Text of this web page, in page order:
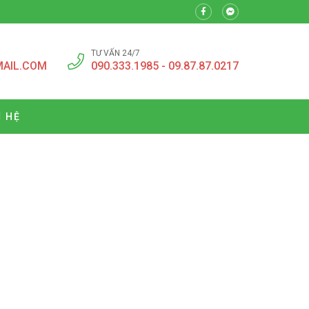
TƯ VẤN 24/7
090.333.1985 - 09.87.87.0217
HỆ